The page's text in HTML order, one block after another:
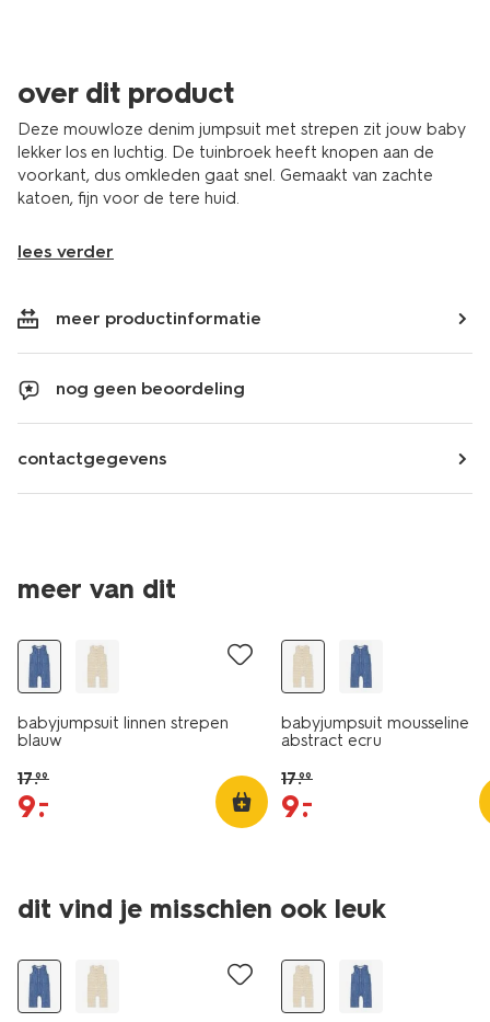
over dit product
Deze mouwloze denim jumpsuit met strepen zit jouw baby
lekker los en luchtig. De tuinbroek heeft knopen aan de
voorkant, dus omkleden gaat snel. Gemaakt van zachte
katoen, fijn voor de tere huid.
lees verder
meer productinformatie
nog geen beoordeling
contactgegevens
meer van dit
sale
babyjumpsuit linnen strepen
blauw
17.99
9.
–
babyjumpsuit mousseline
abstract ecru
17.99
9.
–
dit vind je misschien ook leuk
sale sale